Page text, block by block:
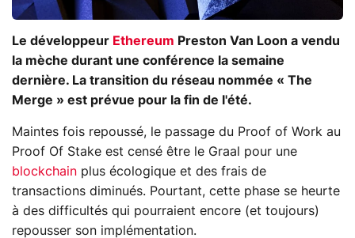
Le développeur Ethereum Preston Van Loon a vendu
la mèche durant une conférence la semaine
dernière. La transition du réseau nommée « The
Merge » est prévue pour la fin de l'été.
Maintes fois repoussé, le passage du Proof of Work au
Proof Of Stake est censé être le Graal pour une
blockchain plus écologique et des frais de
transactions diminués. Pourtant, cette phase se heurte
à des difficultés qui pourraient encore (et toujours)
repousser son implémentation.